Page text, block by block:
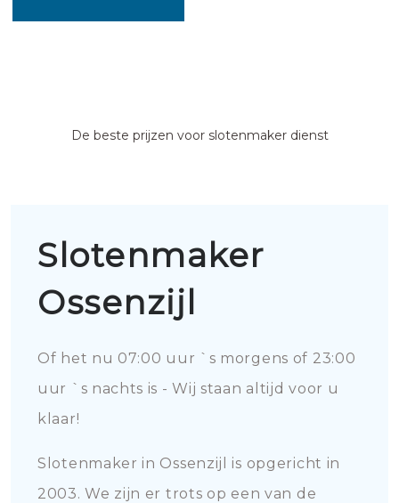
De beste prijzen voor slotenmaker dienst
Slotenmaker
Ossenzijl
Of het nu 07:00 uur `s morgens of 23:00
uur `s nachts is - Wij staan altijd voor u
klaar!
Slotenmaker in Ossenzijl is opgericht in
2003. We zijn er trots op een van de